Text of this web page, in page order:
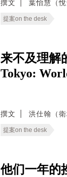
撰文 葉怡慧（悅
提案on the desk
来不及理解
Tokyo:
撰文 洪仕翰（衛
提案on the desk
他们一年的